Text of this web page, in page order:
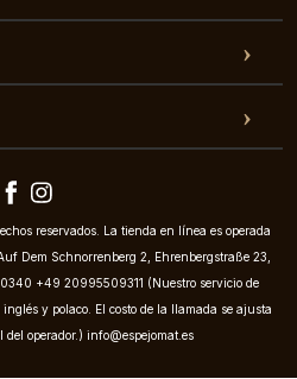
reservados. La tienda en línea es operada
Dem Schnorrenberg 2, Ehrenbergstraße 23,
+49 20995509311 (Nuestro servicio de
y polaco. El costo de la llamada se ajusta
operador.) info@espejomat.es